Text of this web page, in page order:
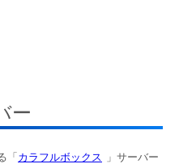
ー
「 カラフルボックス
」サーバー